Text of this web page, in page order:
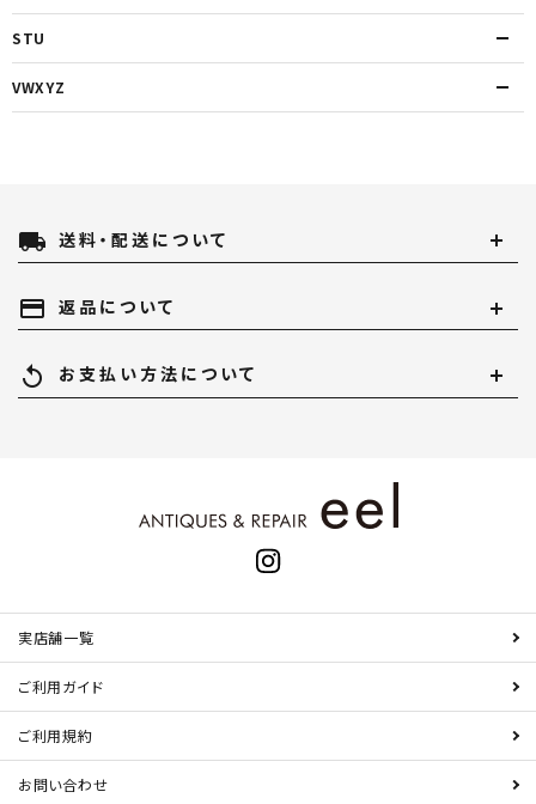
STU
VWXYZ
local_shipping 送料・配送について
payment 返品について
replay お支払い方法について
実店舗一覧
ご利用ガイド
ご利用規約
お問い合わせ